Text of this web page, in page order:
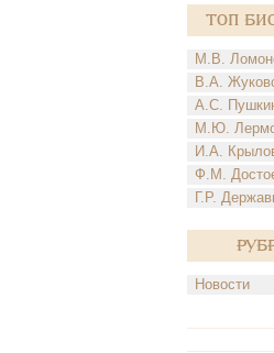
Топ
М.В.
В.А.
А.С.
М.Ю.
И.А.
Ф.М.
Г.Р.
Новости